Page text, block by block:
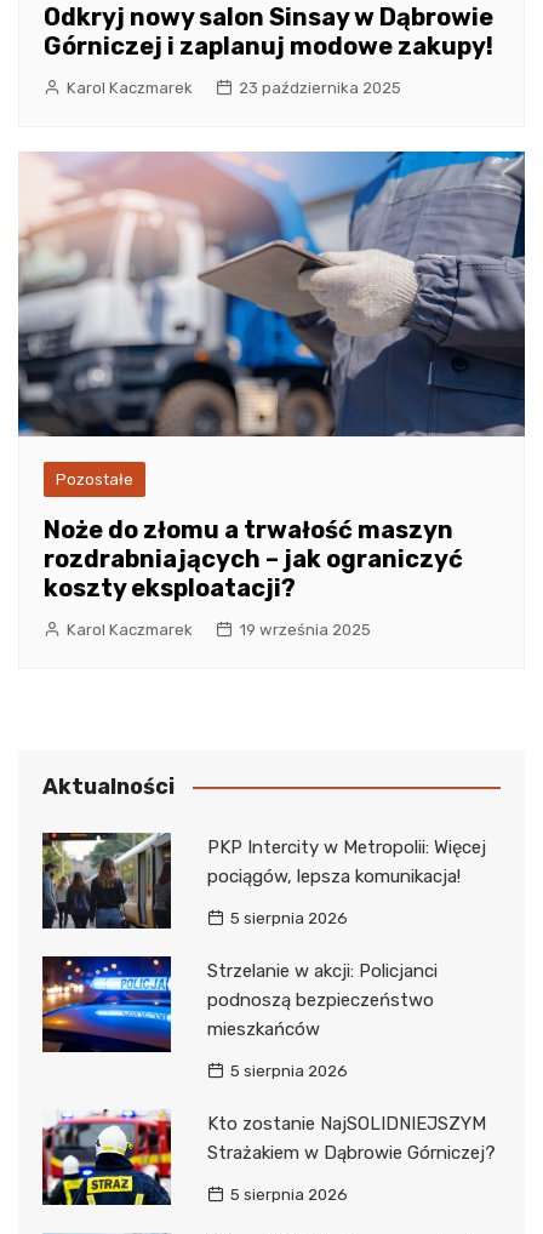
Odkryj nowy salon Sinsay w Dąbrowie
Górniczej i zaplanuj modowe zakupy!
Karol Kaczmarek 23 października 2025
Pozostałe
Noże do złomu a trwałość maszyn
rozdrabniających – jak ograniczyć
koszty eksploatacji?
Karol Kaczmarek 19 września 2025
Aktualności
PKP Intercity w Metropolii: Więcej
pociągów, lepsza komunikacja!
5 sierpnia 2026
Strzelanie w akcji: Policjanci
podnoszą bezpieczeństwo
mieszkańców
5 sierpnia 2026
Kto zostanie NajSOLIDNIEJSZYM
Strażakiem w Dąbrowie Górniczej?
5 sierpnia 2026